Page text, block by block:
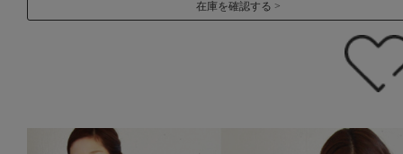
在庫を確認する